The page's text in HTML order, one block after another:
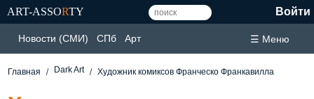
ART-ASSORTY Войти
Новости (СМИ) СПб Арт ☰ Меню
Главная Dark Art Художник комиксов Франческо Франкавилла